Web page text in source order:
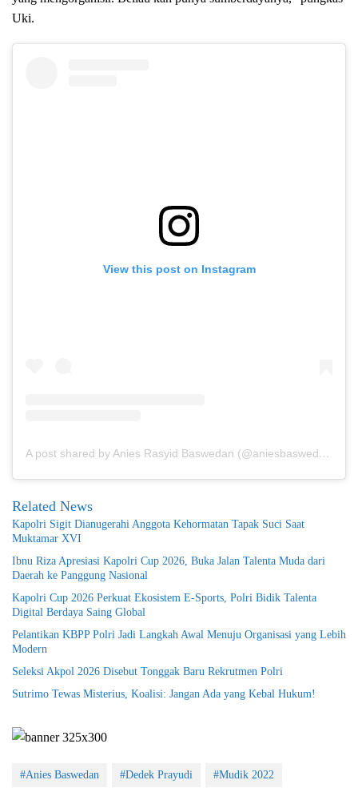
Uki.
View this post on Instagram
A post shared by Anies Rasyid Baswedan (@aniesbaswedan)
Related News
Kapolri Sigit Dianugerahi Anggota Kehormatan Tapak Suci Saat
Muktamar XVI
Ibnu Riza Apresiasi Kapolri Cup 2026, Buka Jalan Talenta Muda dari
Daerah ke Panggung Nasional
Kapolri Cup 2026 Perkuat Ekosistem E-Sports, Polri Bidik Talenta
Digital Berdaya Saing Global
Pelantikan KBPP Polri Jadi Langkah Awal Menuju Organisasi yang Lebih
Modern
Seleksi Akpol 2026 Disebut Tonggak Baru Rekrutmen Polri
Sutrimo Tewas Misterius, Koalisi: Jangan Ada yang Kebal Hukum!
#Anies Baswedan #Dedek Prayudi #Mudik 2022